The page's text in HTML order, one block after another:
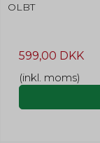
OLBT
599,00 DKK
(inkl. moms)